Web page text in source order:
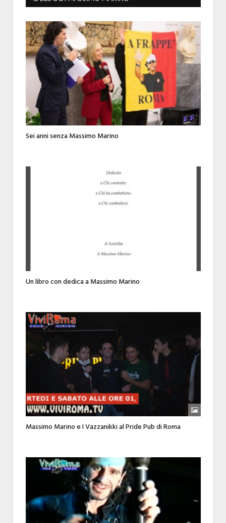
Sei anni senza Massimo Marino
Un libro con dedica a Massimo Marino
Massimo Marino e I Vazzanikki al Pride Pub di Roma